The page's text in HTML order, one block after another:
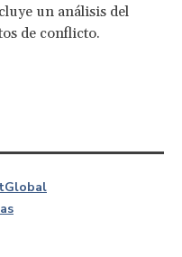
un análisis del
de conflicto.
Global